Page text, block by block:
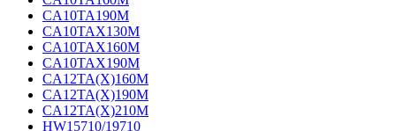
CA10TA190M
CA10TAX130M
CA10TAX160M
CA10TAX190M
CA12TA(X)160M
CA12TA(X)190M
CA12TA(X)210M
HW15710/19710